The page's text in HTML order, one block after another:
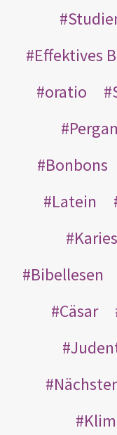
Effektives
oratio
Bonbons
Latein
Karies
Bibellesen
Cäsar